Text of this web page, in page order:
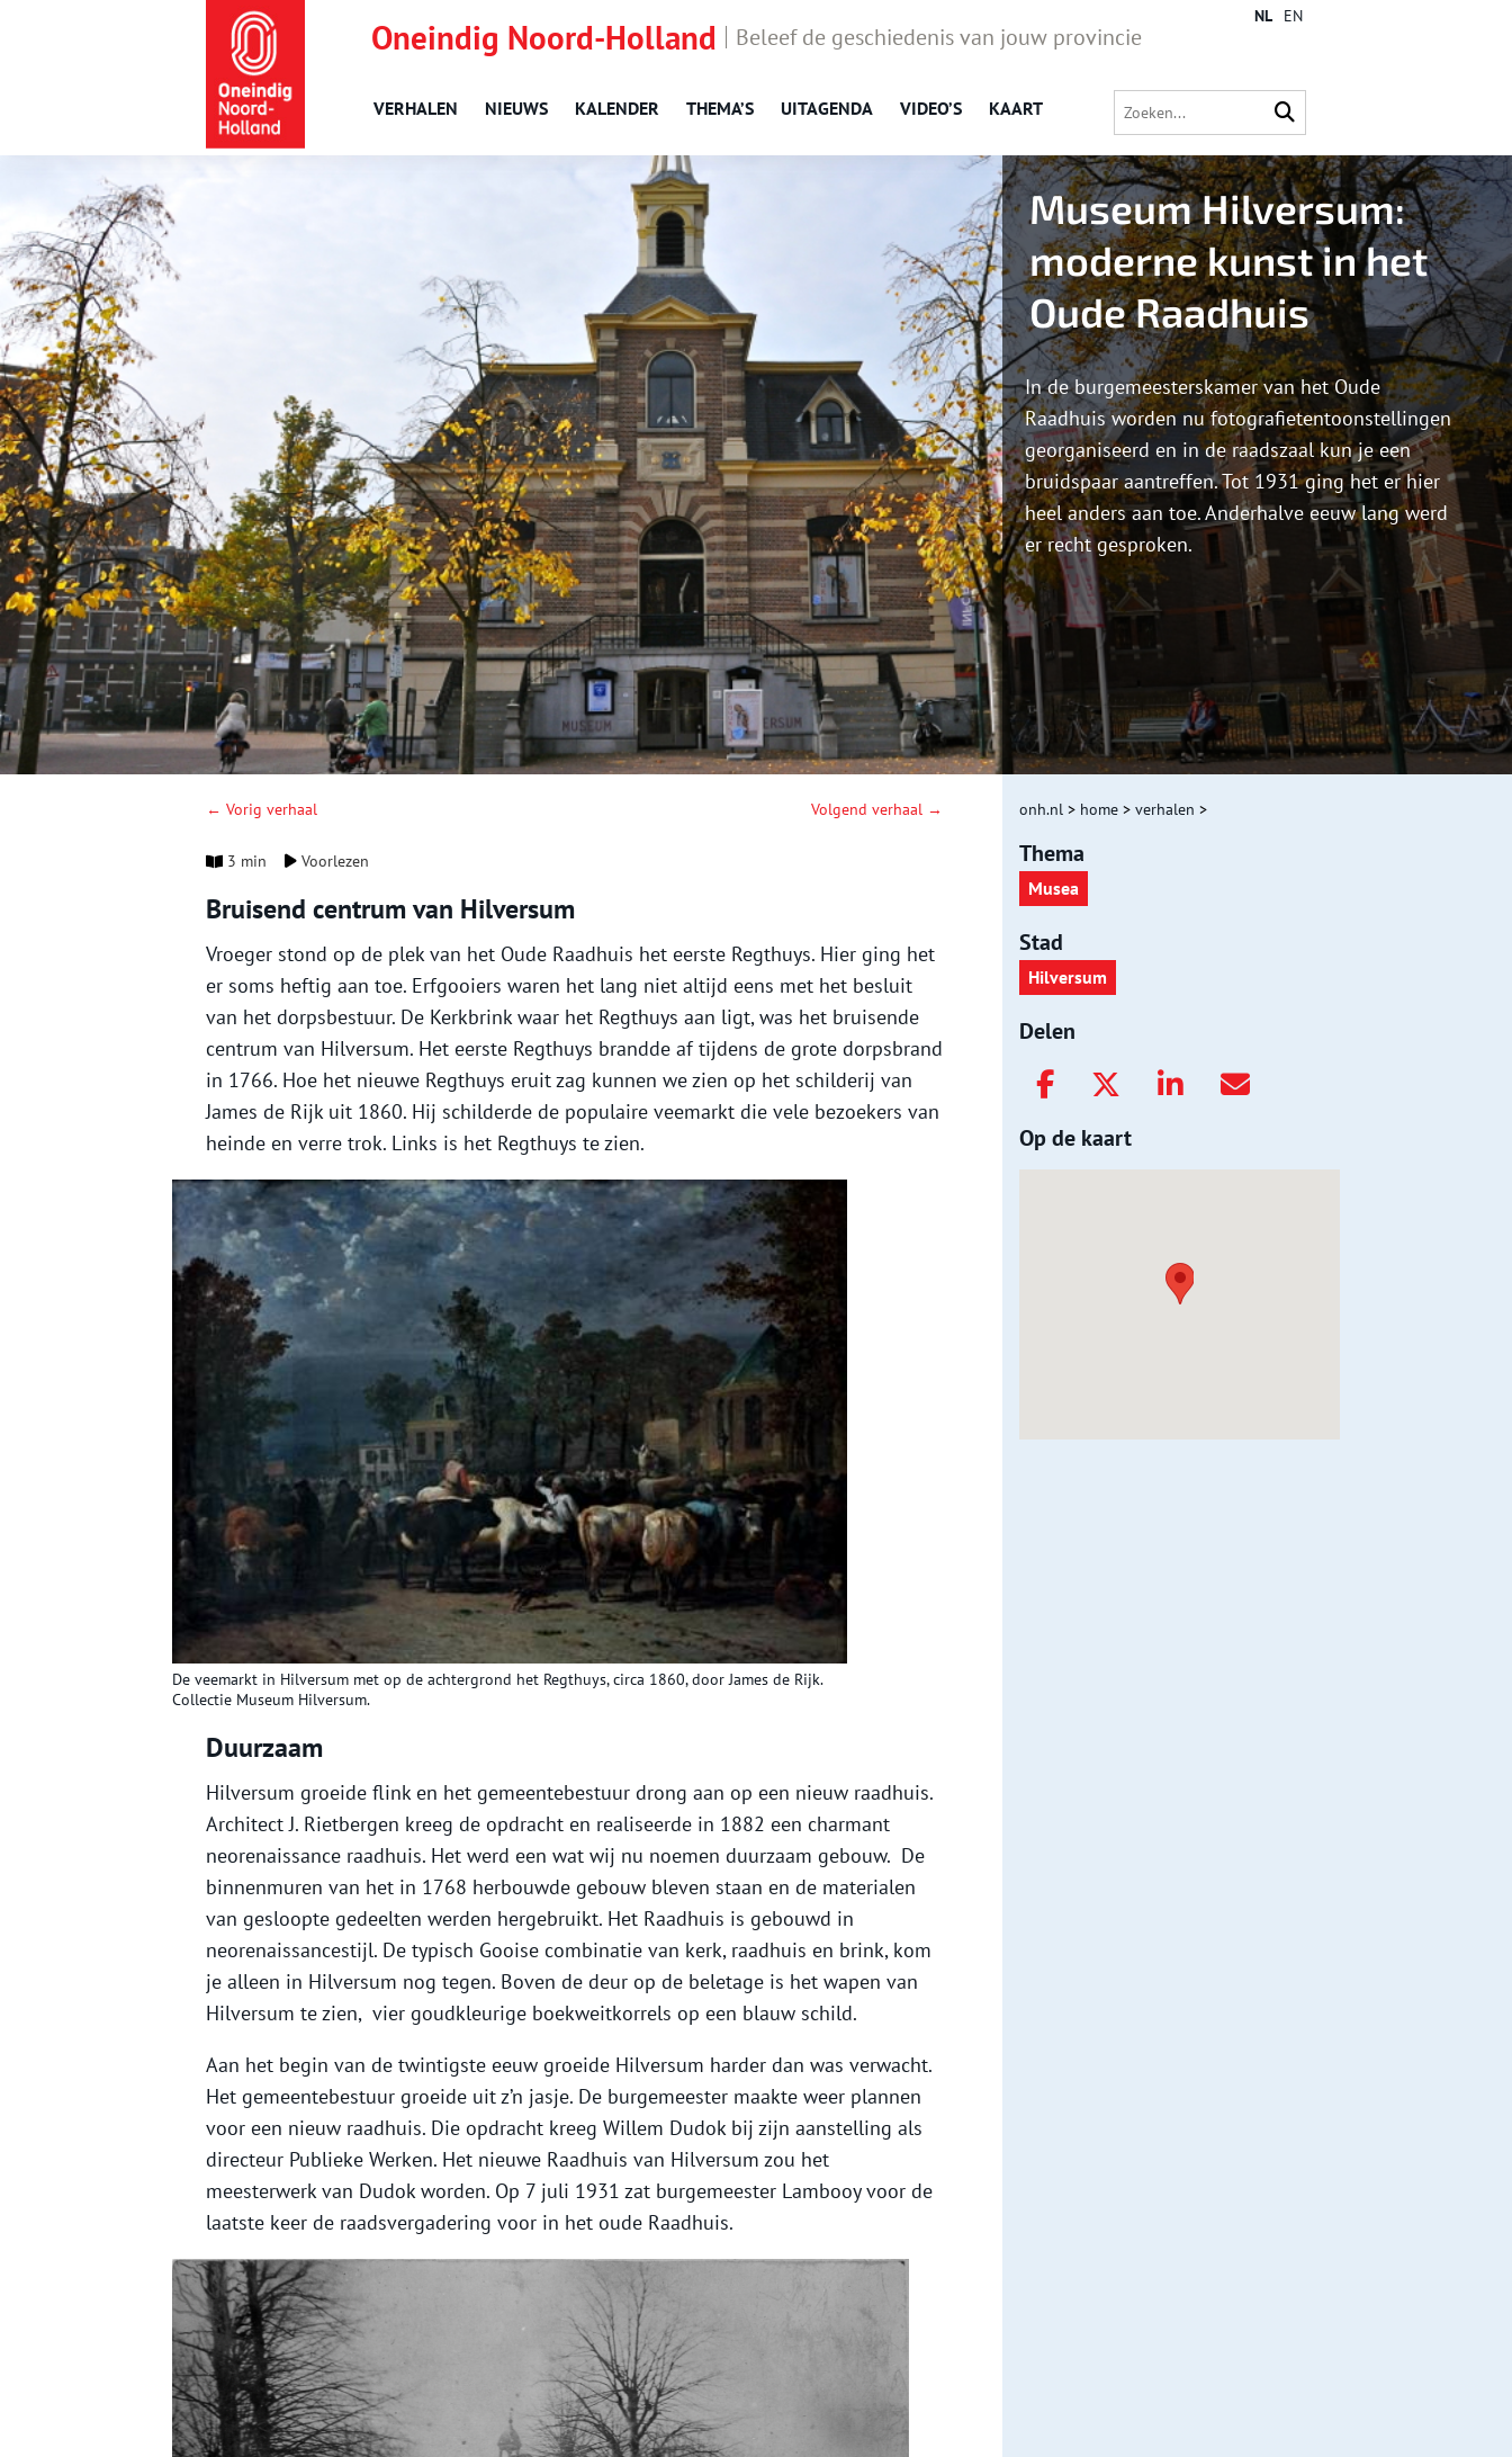
Oneindig Noord-Holland Beleef de geschiedenis van jouw provincie
VERHALEN NIEUWS KALENDER THEMA’S UITAGENDA VIDEO’S KAART
NL EN
Museum Hilversum:
moderne kunst in het
Oude Raadhuis
In de burgemeesterskamer van het Oude
Raadhuis worden nu fotografietentoonstellingen
georganiseerd en in de raadszaal kun je een
bruidspaar aantreffen. Tot 1931 ging het er hier
heel anders aan toe. Anderhalve eeuw lang werd
er recht gesproken.
← Vorig verhaal Volgend verhaal →
3 min Voorlezen
Bruisend centrum van Hilversum
Vroeger stond op de plek van het Oude Raadhuis het eerste Regthuys. Hier ging het
er soms heftig aan toe. Erfgooiers waren het lang niet altijd eens met het besluit
van het dorpsbestuur. De Kerkbrink waar het Regthuys aan ligt, was het bruisende
centrum van Hilversum. Het eerste Regthuys brandde af tijdens de grote dorpsbrand
in 1766. Hoe het nieuwe Regthuys eruit zag kunnen we zien op het schilderij van
James de Rijk uit 1860. Hij schilderde de populaire veemarkt die vele bezoekers van
heinde en verre trok. Links is het Regthuys te zien.
De veemarkt in Hilversum met op de achtergrond het Regthuys, circa 1860, door James de Rijk.
Collectie Museum Hilversum.
Duurzaam
Hilversum groeide flink en het gemeentebestuur drong aan op een nieuw raadhuis.
Architect J. Rietbergen kreeg de opdracht en realiseerde in 1882 een charmant
neorenaissance raadhuis. Het werd een wat wij nu noemen duurzaam gebouw. De
binnenmuren van het in 1768 herbouwde gebouw bleven staan en de materialen
van gesloopte gedeelten werden hergebruikt. Het Raadhuis is gebouwd in
neorenaissancestijl. De typisch Gooise combinatie van kerk, raadhuis en brink, kom
je alleen in Hilversum nog tegen. Boven de deur op de beletage is het wapen van
Hilversum te zien, vier goudkleurige boekweitkorrels op een blauw schild.
Aan het begin van de twintigste eeuw groeide Hilversum harder dan was verwacht.
Het gemeentebestuur groeide uit z’n jasje. De burgemeester maakte weer plannen
voor een nieuw raadhuis. Die opdracht kreeg Willem Dudok bij zijn aanstelling als
directeur Publieke Werken. Het nieuwe Raadhuis van Hilversum zou het
meesterwerk van Dudok worden. Op 7 juli 1931 zat burgemeester Lambooy voor de
laatste keer de raadsvergadering voor in het oude Raadhuis.
onh.nl > home > verhalen >
Thema
Musea
Stad
Hilversum
Delen
Op de kaart